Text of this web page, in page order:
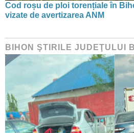
Cod roșu de ploi torențiale în
vizate de avertizarea ANM
BIHON ŞTIRILE JUDEŢULUI